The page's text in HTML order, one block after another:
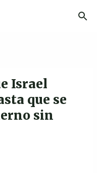
Israel
que se
sin